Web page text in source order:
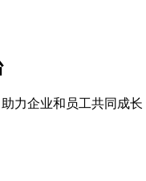
力企业和员工共同成长